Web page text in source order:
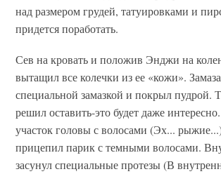
над размером грудей, татуировками и
придется поработать.
Сев на кровать и положив Энджи на
вытащил все колечки из ее «кожи».
специальной замазкой и покрыл пудрой.
решил оставить-это будет даже
участок головы с волосами (Эх...
прицепил парик с темными волосами.
засунул специальные протезы (В